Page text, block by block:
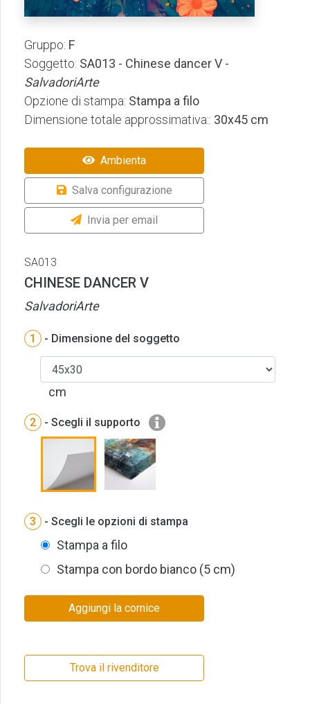
Gruppo: F
Soggetto: SA013 - Chinese dancer V -
SalvadoriArte
Opzione di stampa: Stampa a filo
Dimensione totale approssimativa:: 30x45 cm
Ambienta
Salva configurazione
Invia per email
SA013
CHINESE DANCER V
SalvadoriArte
1 - Dimensione del soggetto
cm
2 - Scegli il supporto
3 - Scegli le opzioni di stampa
Stampa a filo
Stampa con bordo bianco (5 cm)
Aggiungi la cornice
Trova il rivenditore